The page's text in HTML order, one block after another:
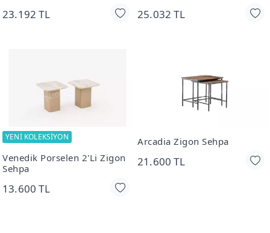
23.192 TL 25.032 TL
YENİ KOLEKSİYON
Venedik Porselen 2'Li Zigon
Sehpa
13.600 TL
Arcadia Zigon Sehpa
21.600 TL